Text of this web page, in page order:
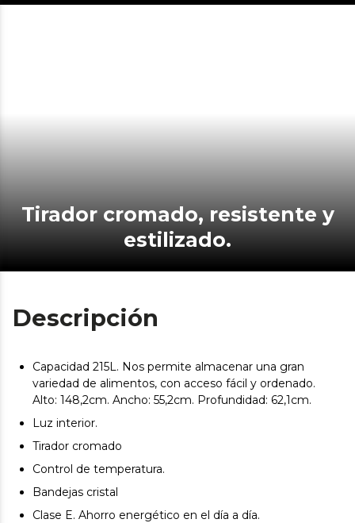
Tirador cromado, resistente y
estilizado.
Descripción
Capacidad 215L. Nos permite almacenar una gran
variedad de alimentos, con acceso fácil y ordenado.
Alto: 148,2cm. Ancho: 55,2cm. Profundidad: 62,1cm.
Luz interior.
Tirador cromado
Control de temperatura.
Bandejas cristal
Clase E. Ahorro energético en el día a día.